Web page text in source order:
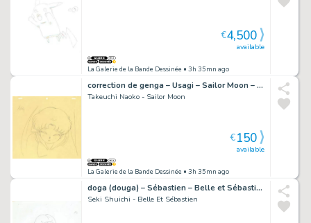
La Galerie de la Bande Dessinée • 3h 35mn ago
available
€4,500
correction de genga – Usagi – Sailor Moon – 4077
Takeuchi Naoko - Sailor Moon
La Galerie de la Bande Dessinée • 3h 35mn ago
available
€150
doga (douga) – Sébastien – Belle et Sébastien – 4992
Seki Shuichi - Belle Et Sébastien